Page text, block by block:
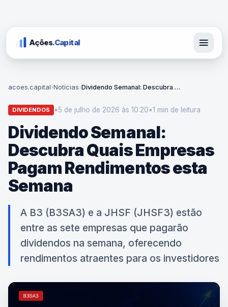
Ações.Capital
acoes.capital›Notícias› Dividendo Semanal: Descubra Quais Empresas Pagam Rendimentos esta Semana
DIVIDENDOS •5 de julho de 2026 às 10:20•1 min de leitura
Dividendo Semanal:
Descubra Quais Empresas
Pagam Rendimentos esta
Semana
A B3 (B3SA3) e a JHSF (JHSF3) estão
entre as sete empresas que pagarão
dividendos na semana, oferecendo
rendimentos atraentes para os investidores